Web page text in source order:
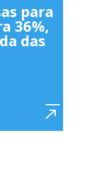
para
36%,
das